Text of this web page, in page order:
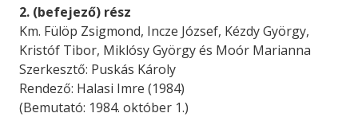
2. (befejező) rész
Km. Fülöp Zsigmond, Incze József, Kézdy György,
Kristóf Tibor, Miklósy György és Moór Marianna
Szerkesztő: Puskás Károly
Rendező: Halasi Imre (1984)
(Bemutató: 1984. október 1.)